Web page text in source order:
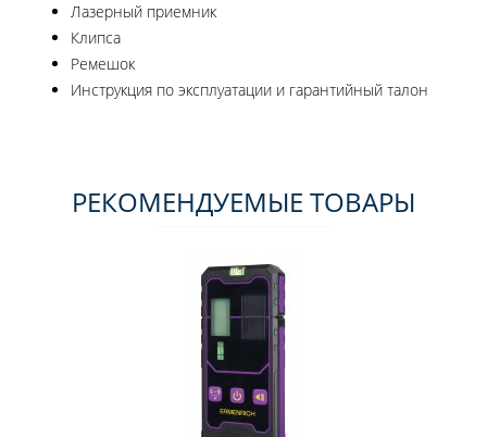
Лазерный приемник
Клипса
Ремешок
Инструкция по эксплуатации и гарантийный талон
РЕКОМЕНДУЕМЫЕ ТОВАРЫ